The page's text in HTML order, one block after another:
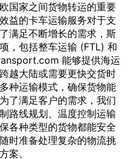
国家之间货物转运的重要
益的卡车运输服务对于支
满足不断增长的需求，斯
，包括整车运输 (FTL) 和
能够提供海运
越大陆或需要更快交货时
种运输模式，确保货物能
了满足客户的需求，我们
路线规划、温度控制运输
各种类型的货物都能安全
时准备处理复杂的物流挑
案。